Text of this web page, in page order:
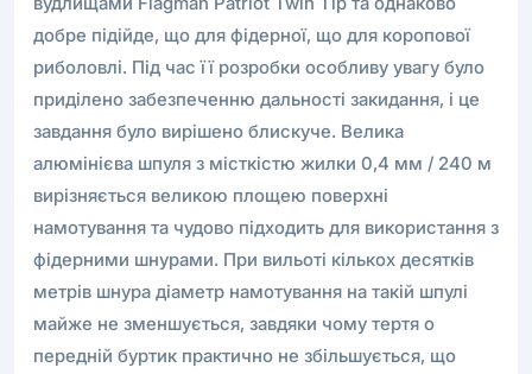
добре підійде, що для фідерної, що для коропової
риболовлі. Під час її розробки особливу увагу було
приділено забезпеченню дальності закидання, і це
завдання було вирішено блискуче. Велика
алюмінієва шпуля з місткістю жилки 0,4 мм / 240 м
вирізняється великою площею поверхні
намотування та чудово підходить для використання з
фідерними шнурами. При вильоті кількох десятків
метрів шнура діаметр намотування на такій шпулі
майже не зменшується, завдяки чому тертя о
передній буртик практично не збільшується, що